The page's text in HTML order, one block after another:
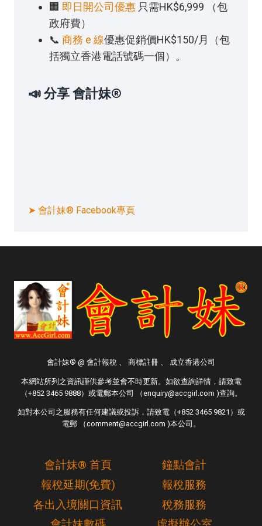
🏢 即日開公司優惠 只需HK$6,999 （包
政府費）
📞 商務 e 線優惠促銷價HK$150/月（包
括獨立香港電話號碼一個）。
📣 分享 會計妹®
➤ 會計妹® Facebook專頁
會計妹® @ 會計報稅 、 商標註冊 、 成立香港公司
本網站所列之資訊謹供參考並會不時更新。如欲查詢詳情，請致電
（+852 3465 9888）或電郵本公司 （enquiry@accgirl.com )查詢。
如對本公司之服務有任何建議或投訴，請致電（+852 3465 9821）或
電郵 （comment@accgirl.com )本公司。
會計妹® 首頁
報稅延期(免費)
各出入境關口資訊
鐘點會計
報稅服務
稅務服務